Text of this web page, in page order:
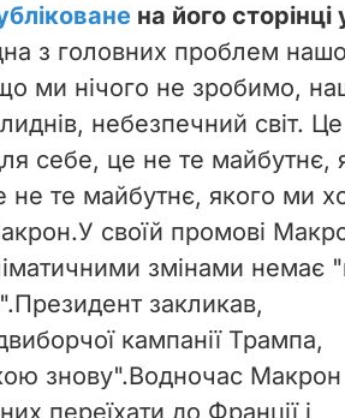
на його сторінці
з головних проблем
ми нічого не зробимо,
небезпечний світ.
себе, це не те майбутнє,
не те майбутнє, якого ми
своїй промові
змінами немає
закликав,
кампанії Трампа,
знову".Водночас Макрон
переїхати до Франції і